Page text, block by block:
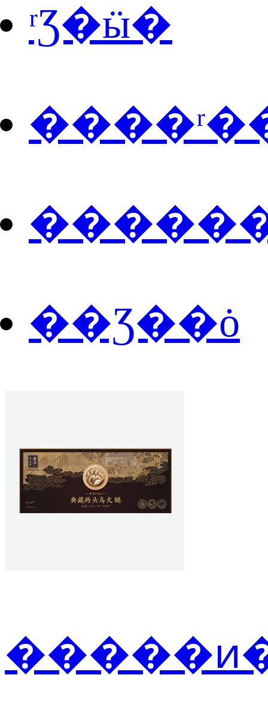
ʳƷ�ӹ�
��Ʒ��ȯ